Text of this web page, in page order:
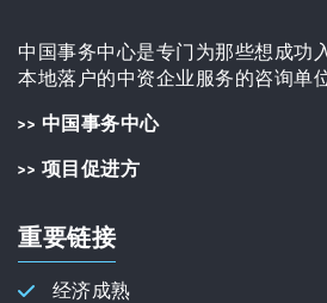
中国事务中心是专门为那些想成功
本地落户的中资企业服务的咨询单位
>> 中国事务中心
>> 项目促进方
重要链接
经济成熟